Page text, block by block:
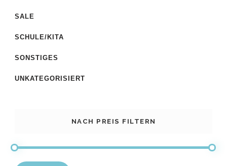
SALE
SCHULE/KITA
SONSTIGES
UNKATEGORISIERT
NACH PREIS FILTERN